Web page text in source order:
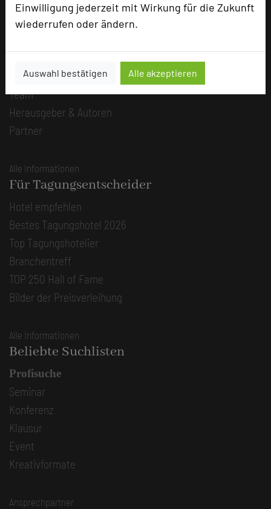
Einwilligung jederzeit mit Wirkung für die Zukunft
wiederrufen oder ändern.
Auswahl bestätigen Alle akzeptieren
Die Idee
Kategorie
Team
Herausgeber & Autoren
Partner
Alle Informationen
Für Tagungsentscheider
Hotel empfehlen
Bestes Tagungshotel 2026
Top Tagungshotelier
Branchentreff
TOP 250 Hall of Fame
Bilder der Preisverleihung
Alle Informationen
Beliebte Suchlisten
Profisuche
Seminar
Konferenz
Klausur
Event
Kreativformate
Ansprechpartner